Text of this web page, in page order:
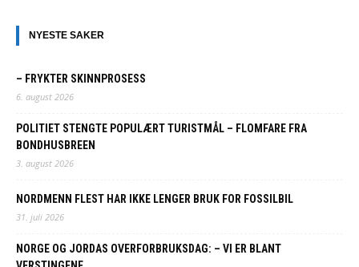
NYESTE SAKER
– FRYKTER SKINNPROSESS
6. august 2026
POLITIET STENGTE POPULÆRT TURISTMÅL – FLOMFARE FRA
BONDHUSBREEN
3. august 2026
NORDMENN FLEST HAR IKKE LENGER BRUK FOR FOSSILBIL
31. juli 2026
NORGE OG JORDAS OVERFORBRUKSDAG: – VI ER BLANT